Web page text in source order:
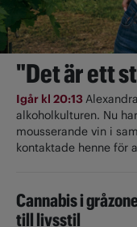
"Det är ett
Igår kl 20:13
alkoholkulturen. Nu
mousserande vin i
kontaktade henne för
Cannabis i
till livsstil